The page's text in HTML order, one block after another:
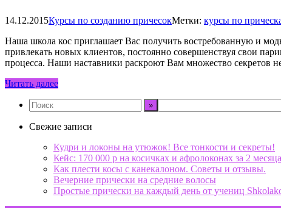
14.12.2015Курсы по созданию причесокМетки: курсы по
Наша школа кос приглашает Вас получить востребованную и
привлекать новых клиентов, постоянно совершенствуя свои
процесса. Наши наставники раскроют Вам множество секретов
Читать далее
Свежие записи
Кудри и локоны на утюжок! Все тонкости и секреты!
Кейс: 170 000 р на косичках и афролоконах за 2
Как плести косы с канекалоном. Советы и отзывы.
Вечерние прически на средние волосы
Простые прически на каждый день от учениц